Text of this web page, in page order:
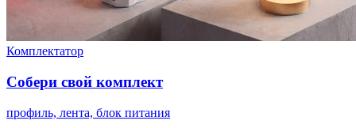
Комплектатор
Собери свой комплект
профиль, лента, блок питания